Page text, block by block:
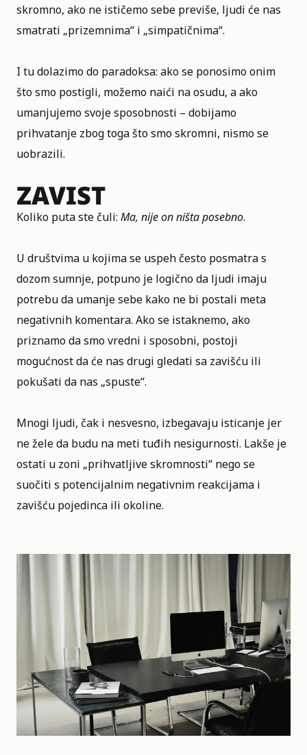
skromno, ako ne ističemo sebe previše, ljudi će nas
smatrati „prizemnima“ i „simpatičnima“.
I tu dolazimo do paradoksa: ako se ponosimo onim
što smo postigli, možemo naići na osudu, a ako
umanjujemo svoje sposobnosti – dobijamo
prihvatanje zbog toga što smo skromni, nismo se
uobrazili.
ZAVIST
Koliko puta ste čuli: Ma, nije on ništa posebno.
U društvima u kojima se uspeh često posmatra s
dozom sumnje, potpuno je logično da ljudi imaju
potrebu da umanje sebe kako ne bi postali meta
negativnih komentara. Ako se istaknemo, ako
priznamo da smo vredni i sposobni, postoji
mogućnost da će nas drugi gledati sa zavišću ili
pokušati da nas „spuste“.
Mnogi ljudi, čak i nesvesno, izbegavaju isticanje jer
ne žele da budu na meti tuđih nesigurnosti. Lakše je
ostati u zoni „prihvatljive skromnosti“ nego se
suočiti s potencijalnim negativnim reakcijama i
zavišću pojedinca ili okoline.